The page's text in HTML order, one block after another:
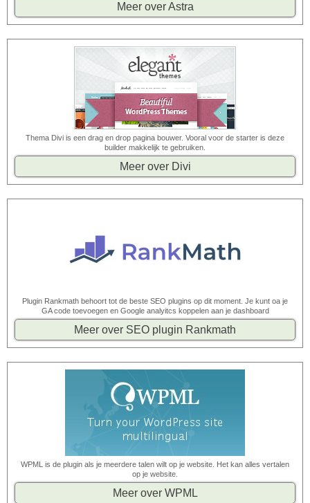
Meer over Astra
Thema Divi is een drag en drop pagina bouwer. Vooral voor de starter is deze
builder makkelijk te gebruiken.
Meer over Divi
Plugin Rankmath behoort tot de beste SEO plugins op dit moment. Je kunt oa je
GA code toevoegen en Google analyitcs koppelen aan je dashboard
Meer over SEO plugin Rankmath
WPML is de plugin als je meerdere talen wilt op je website. Het kan alles vertalen
op je website.
Meer over WPML